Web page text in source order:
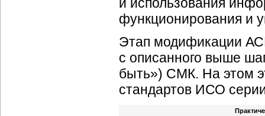
и использования
функционирования и
Этап модификации
с описанного выше
быть») СМК. На этом
стандартов ИСО